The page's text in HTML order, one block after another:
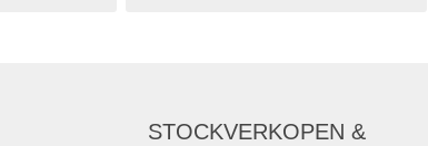
STOCKVERKOPEN &